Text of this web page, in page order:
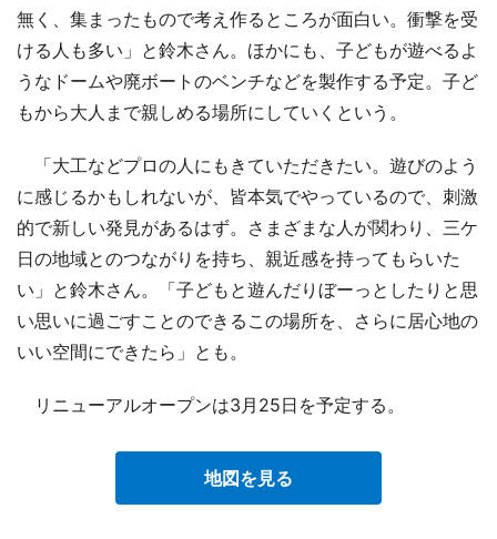
無く、集まったもので考え作るところが面白い。衝撃を受
ける人も多い」と鈴木さん。ほかにも、子どもが遊べるよ
うなドームや廃ボートのベンチなどを製作する予定。子ど
もから大人まで親しめる場所にしていくという。
「大工などプロの人にもきていただきたい。遊びのよう
に感じるかもしれないが、皆本気でやっているので、刺激
的で新しい発見があるはず。さまざまな人が関わり、三ケ
日の地域とのつながりを持ち、親近感を持ってもらいた
い」と鈴木さん。「子どもと遊んだりぼーっとしたりと思
い思いに過ごすことのできるこの場所を、さらに居心地の
いい空間にできたら」とも。
リニューアルオープンは3月25日を予定する。
地図を見る